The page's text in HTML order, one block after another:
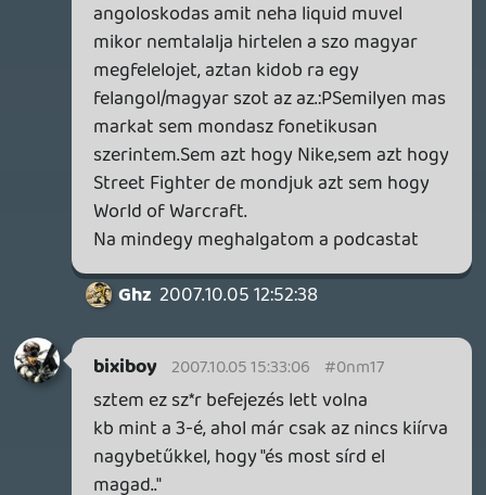
Nem tudom melyikőtök mondta, de hulljon
ki a haja:) Dante-ról mostmár mindig az a
hülye Vivás homó gyerek fog szembe
jutni:D
Ghz 2007.10.05 13:19:31 #0nm0x
"Megint" ilyen hsz-t írnom? Ezt inkább nem
kommentálom... Alapvetően igazad van,
szóval béke;)
2007.10.05 13:00:37
Pukhi-zik
kicsit sok volt a FF meg a MGS.. Amugy
teljesen elfogadott a külföldi szavak
magyarosítása,ejtésben. Nállam HALÓ
marad.Bár ami tényleg picit tulzás az a
HÁLÓ. 🙂